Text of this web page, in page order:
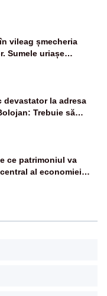
și va devia apa
vileag șmecheria
Sumele uriașe
devastator la adresa
Trebuie să
dar nu șținem omaneii
ce patrimoniul va
al economiei